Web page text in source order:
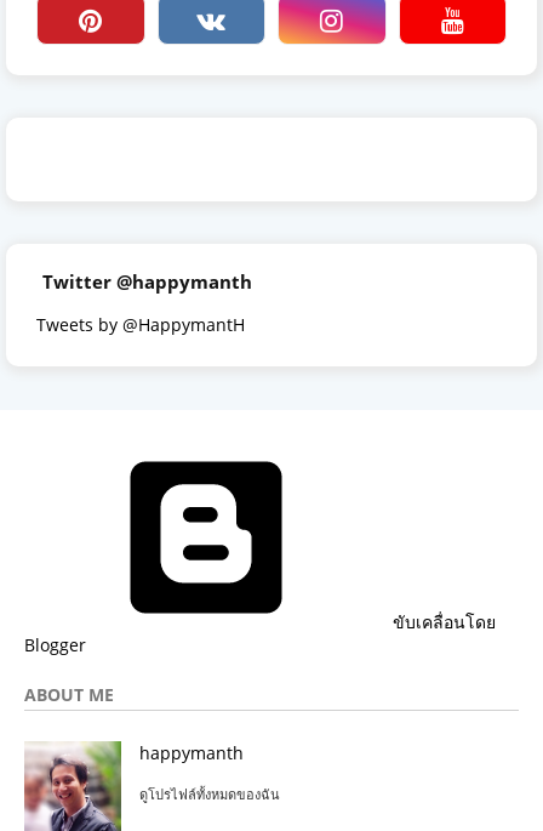
Twitter @happymanth
Tweets by @HappymantH
ขับเคลื่อนโดย
Blogger
ABOUT ME
happymanth
ดูโปรไฟล์ทั้งหมดของฉัน